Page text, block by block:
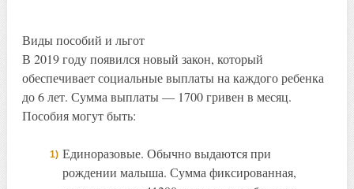
Виды пособий и льгот
В 2019 году появился новый закон, который
обеспечивает социальные выплаты на каждого ребенка
до 6 лет. Сумма выплаты — 1700 гривен в месяц.
Пособия могут быть:
Единоразовые. Обычно выдаются при
рождении малыша. Сумма фиксированная,